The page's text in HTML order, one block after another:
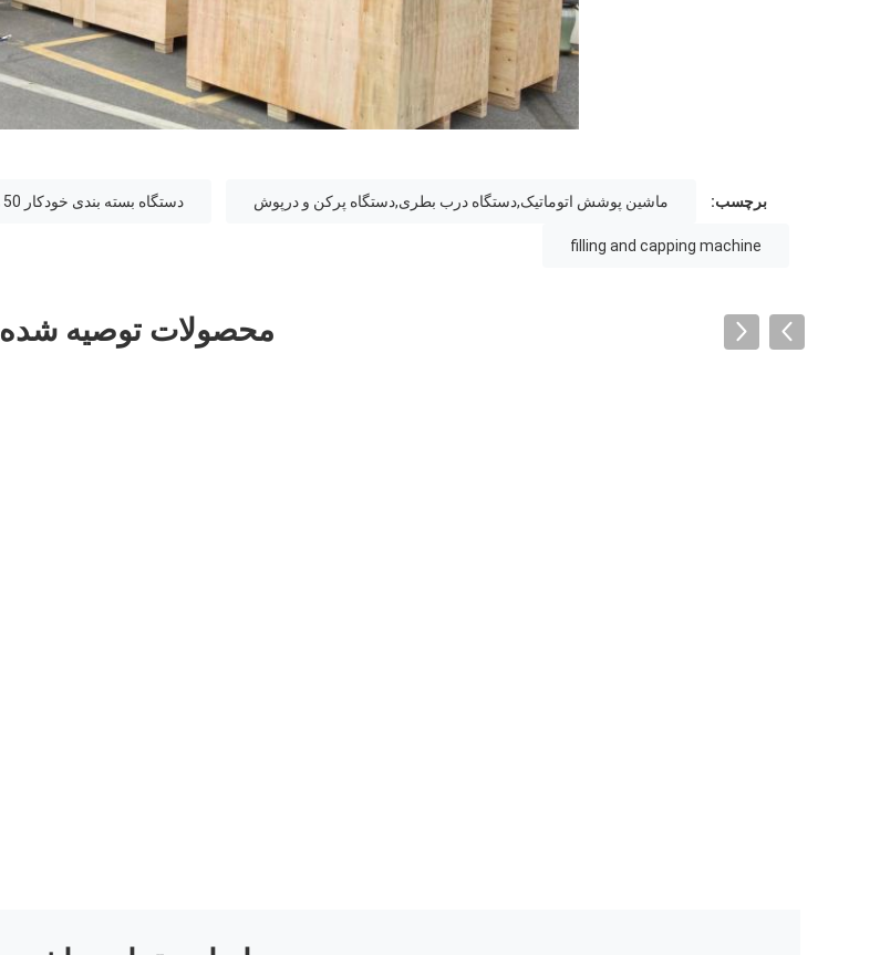
برچسب: ماشین پوشش اتوماتیک,دستگاه درب بطری,دستگاه پرکن و درپوش دستگاه بسته بندی خودکار 50 هرتز,دستگاه پوشش اتوماتیک 0.8 Mpa,دستگاه 220 ولت اتوماتیک
filling and capping machine
محصولات توصیه شده